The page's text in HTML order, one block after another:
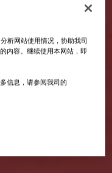
析网站使用情况，协助我司
内容。继续使用本网站，即
信息，请参阅我司的